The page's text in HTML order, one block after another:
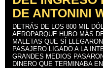
DE ANTONINI
DETRÁS DE LOS 800 MIL
AEROPARQUE HUBO MÁS
MALETAS QUE SÍ
PASAJERO LIGADO A LA
GRANDES MEDIOS
DINERO QUE TERMINABA